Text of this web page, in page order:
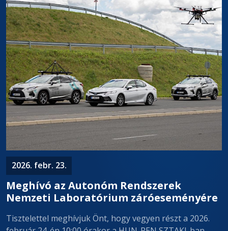
2026. febr. 23.
Meghívó az Autonóm Rendszerek
Nemzeti Laboratórium záróeseményére
Tisztelettel meghívjuk Önt, hogy vegyen részt a 2026.